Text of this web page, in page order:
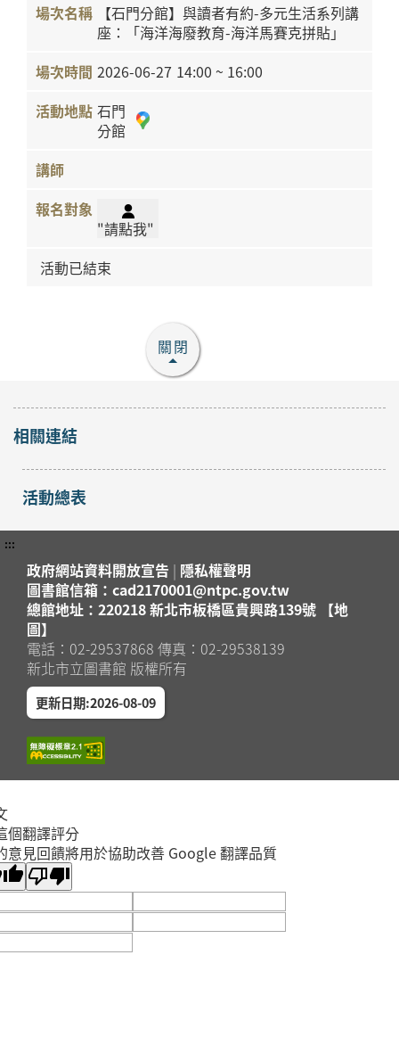
【石門分館】與讀者有約-多元生活系列講
座：「海洋海廢教育-海洋馬賽克拼貼」
2026-06-27 14:00 ~ 16:00
石門
分館
"請點我"
活動已結束
關閉
相關連結
活動總表
:::
政府網站資料開放宣告 | 隱私權聲明
圖書館信箱：cad2170001@ntpc.gov.tw
總館地址：220218 新北市板橋區貴興路139號 【地
圖】
電話：02-29537868 傳真：02-29538139
新北市立圖書館 版權所有
更新日期:2026-08-09
個翻譯評分
意見回饋將用於協助改善 Google 翻譯品質